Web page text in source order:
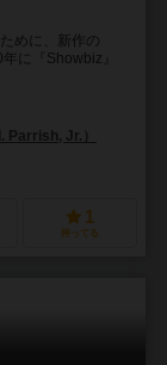
めに、新作の
に『Showbiz』
Parrish, Jr.）
1
持ってる